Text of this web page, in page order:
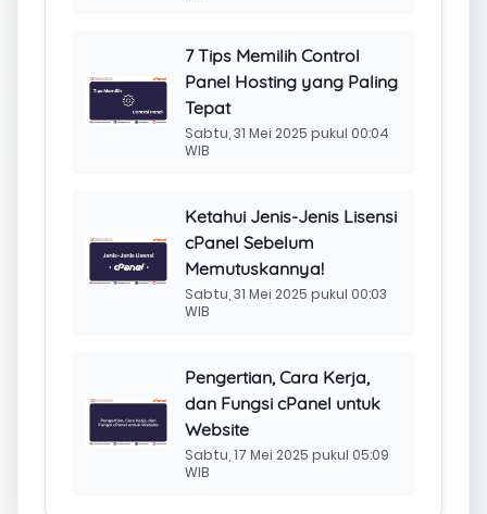
7 Tips Memilih Control
Panel Hosting yang Paling
Tepat
Sabtu, 31 Mei 2025 pukul 00:04
WIB
Ketahui Jenis-Jenis Lisensi
cPanel Sebelum
Memutuskannya!
Sabtu, 31 Mei 2025 pukul 00:03
WIB
Pengertian, Cara Kerja,
dan Fungsi cPanel untuk
Website
Sabtu, 17 Mei 2025 pukul 05:09
WIB